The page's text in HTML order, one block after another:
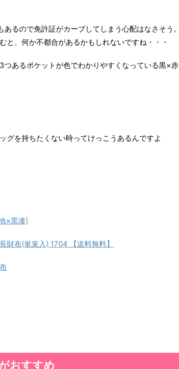
るので免許証がカーブしてしまう心配はなさそう。
と、何か不都合があるかもしれないですね・・・
あるポケットが色でわかりやすくなっている黒×赤
グを持ちたくない時ってけっこうあるんですよ
×黒漆]
財布(単束入) 1704 【送料無料】
おすすめ